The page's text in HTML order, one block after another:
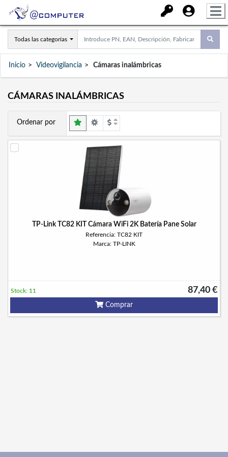
Todas las categorías
Inicio Videovigilancia Cámaras inalámbricas
CÁMARAS INALÁMBRICAS
Ordenar por
TP-Link TC82 KIT Cámara WiFi 2K Batería Pane Solar
Referencia: TC82 KIT
Marca: TP-LINK
87,40 €
Stock: 11
Comprar